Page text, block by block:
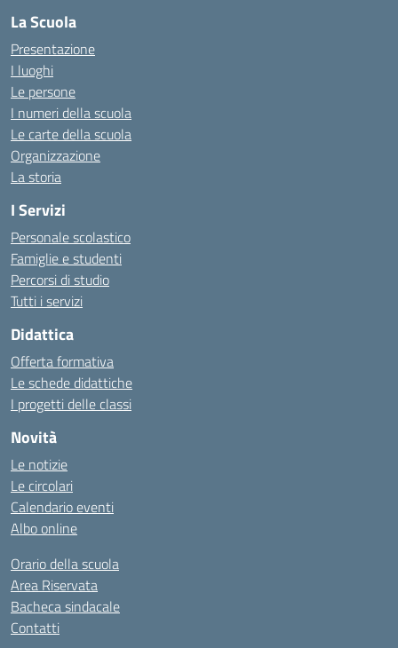
La Scuola
Presentazione
I luoghi
Le persone
I numeri della scuola
Le carte della scuola
Organizzazione
La storia
I Servizi
Personale scolastico
Famiglie e studenti
Percorsi di studio
Tutti i servizi
Didattica
Offerta formativa
Le schede didattiche
I progetti delle classi
Novità
Le notizie
Le circolari
Calendario eventi
Albo online
Orario della scuola
Area Riservata
Bacheca sindacale
Contatti